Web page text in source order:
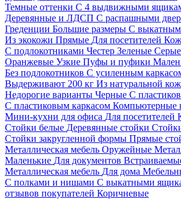
Темные оттенки С 4 выдвижными
Деревянные и ЛДСП С распашными
Греденции Большие размеры С
Из экокожи Прямые Для посетителей
С подлокотниками Честер Зеленые Серые
Оранжевые Узкие Пуфы и пуфики
Без подлокотников С усиленным
Выдерживают 200 кг Из натуральной
Недорогие варианты Черные С
С пластиковым каркасом Компьютерные
Мини-кухни для офиса Для посетителей
Стойки белые Деревянные стойки
Стойки закругленной формы Прямые
Металлическая мебель Оружейные
Маленькие Для документов
Металлическая мебель Для дома
С полками и нишами С выкатными
отзывов покупателей Коричневые